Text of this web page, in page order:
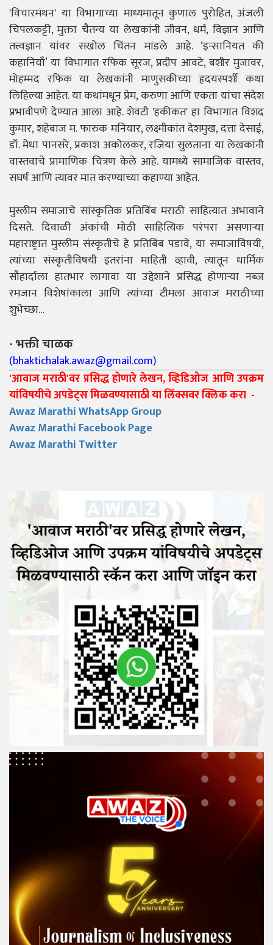
'विचारमंथन' या विभागाच्या माध्यमातून कुणाल पुरोहित, अंजली
चिपलकट्टी, मुक्ता चैतन्य या लेखकांनी जीवन, धर्म, विज्ञान आणि
तत्त्वज्ञान यांवर सखोल चिंतन मांडले आहे. ‘इन्सानियत की
कहानियाँ’ या विभागात रफिक सूरज, प्रदीप आवटे, बशीर मुजावर,
मोहम्मद रफिक या लेखकांनी माणुसकीच्या हृदयस्पर्शी कथा
लिहिल्या आहेत. या कथांमधून प्रेम, करुणा आणि एकता यांचा संदेश
प्रभावीपणे देण्यात आला आहे. शेवटी 'हकीकत' हा विभागात विशद
कुमार, शहेबाज म. फारुक मनियार, लक्ष्मीकांत देशमुख, दत्ता देसाई,
डॉ. मेधा पानसरे, प्रकाश अकोलकर, रजिया सुलताना या लेखकांनी
वास्तवाचे प्रामाणिक चित्रण केले आहे. यामध्ये सामाजिक वास्तव,
संघर्ष आणि त्यावर मात करण्याच्या कहाण्या आहेत.
मुस्लीम समाजाचे सांस्कृतिक प्रतिबिंब मराठी साहित्यात अभावाने
दिसते. दिवाळी अंकांची मोठी साहित्यिक परंपरा असणाऱ्या
महाराष्ट्रात मुस्लीम संस्कृतीचे हे प्रतिबिंब पडावे, या समाजाविषयी,
त्यांच्या संस्कृतीविषयी इतरांना माहिती व्हावी, त्यातून धार्मिक
सौहार्दाला हातभार लागावा या उद्देशाने प्रसिद्ध होणाऱ्या नब्ज
रमजान विशेषांकाला आणि त्यांच्या टीमला आवाज मराठीच्या
शुभेच्छा…
- भक्ती चाळक
(bhaktichalak.awaz@gmail.com)
'आवाज मराठी'वर प्रसिद्ध होणारे लेखन, व्हिडिओज आणि उपक्रम
यांविषयीचे अपडेट्स मिळवण्यासाठी या लिंक्सवर क्लिक करा -
Awaz Marathi WhatsApp Group
Awaz Marathi Facebook Page
Awaz Marathi Twitter